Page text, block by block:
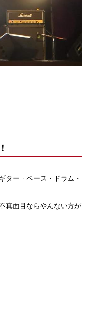
ター・ベース・ドラム・
真面目ならやんない方が